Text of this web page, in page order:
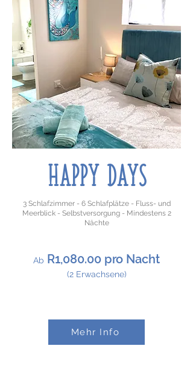
HAPPY DAYS
3 Schlafzimmer - 6 Schlafplätze - Fluss- und
Meerblick - Selbstversorgung - Mindestens 2
Nächte
Ab R1,080.00 pro Nacht
(2 Erwachsene)
Mehr Info